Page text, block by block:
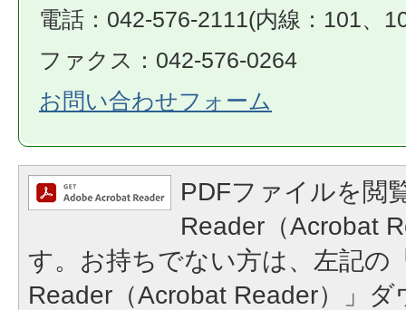
電話：042-576-2111(内線：101、
ファクス：042-576-0264
お問い合わせフォーム
PDFファイルを閲
Reader（Acrobat
す。お持ちでない方は、左記の
Reader（Acrobat Reader）」